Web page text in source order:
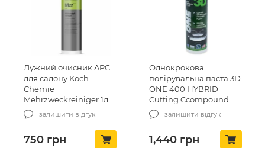
Лужний очисник APC
для салону Koch
Chemie
Mehrzweckreiniger 1л
(86001)залишити відгук
750 грн
Однокрокова
полірувальна паста 3D
ONE 400 HYBRID
Cutting Ccompound
500 мл (400OZ16)
залишити відгук
1,440грн